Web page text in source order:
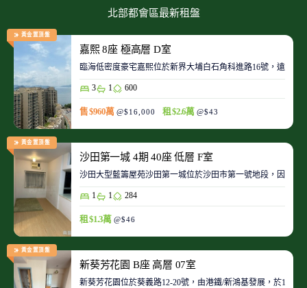
北部都會區最新租盤
黃金置頂盤
嘉熙 8座 極高層 D室
臨海低密度豪宅嘉熙位於新界大埔白石角科進路16號，遠離
3 1 600
售 $960萬 @$16,000 租 $2.6萬 @$43
黃金置頂盤
沙田第一城 4期 40座 低層 F室
沙田大型藍籌屋苑沙田第一城位於沙田市第一號地段，因此
1 1 284
租 $1.3萬 @$46
黃金置頂盤
新葵芳花園 B座 高層 07室
新葵芳花園位於葵義路12-20號，由港鐵/新鴻基發展，於